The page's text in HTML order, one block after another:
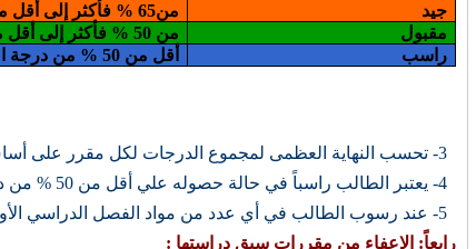
جيد
من65 % فأكثر إلى أقل من 75 % من النهاية العظمى
مقبول
من 50 % فأكثر إلى أقل من 65 % من النهاية العظمى
راسب
أقل من 50 % من درجة النهاية العظمى
3- تحسب النهاية العظمى لمجموع الدرجات لكل مقرر على أساس 100 درجة, ويكون الطالب ناجحا في المقرر بحصوله على 50 % على الأقل من درجة النهاية العظمى.
4- يعتبر الطالب راسباً في حالة حصوله علي أقل من 50 % من درجة النهاية العظمى.
5- عند رسوب الطالب في أي عدد من مواد الفصل الدراسي الأول يمكنه تسجيل هذه المواد مع مواد الفصل الدراسي التالي لأداء الامتحان فيهم في نهاية الفصل الدراسي (يناير- يوليو).
رابعاً: الإعفاء من مقررات سبق دراستها :